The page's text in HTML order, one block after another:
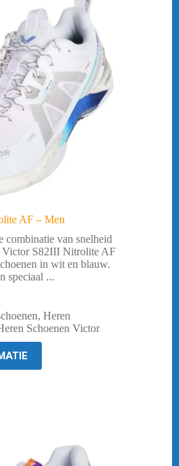
AF – Men
combinatie van snelheid
Victor S82III Nitrolite AF
in wit en blauw.
speciaal ...
, Heren
Schoenen Victor